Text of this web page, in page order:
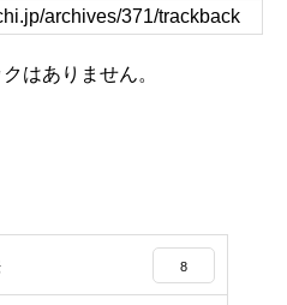
はありません。
8